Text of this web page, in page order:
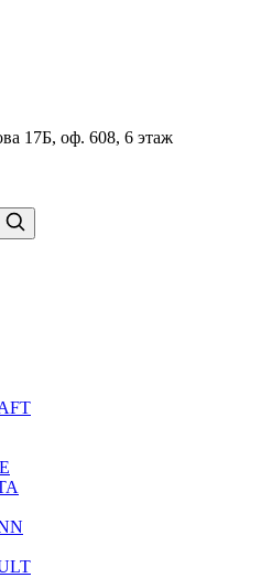
17Б, оф. 608, 6 этаж